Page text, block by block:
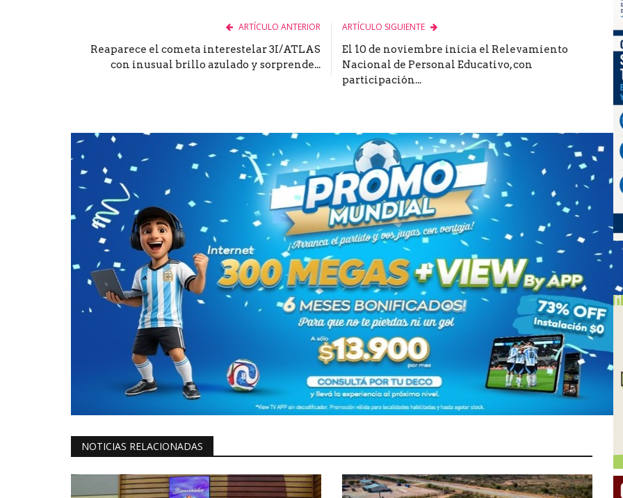
ARTÍCULO ANTERIOR
Reaparece el cometa interestelar 3I/ATLAS
con inusual brillo azulado y sorprende...
ARTÍCULO SIGUIENTE
El 10 de noviembre inicia el Relevamiento
Nacional de Personal Educativo, con
participación...
NOTICIAS RELACIONADAS